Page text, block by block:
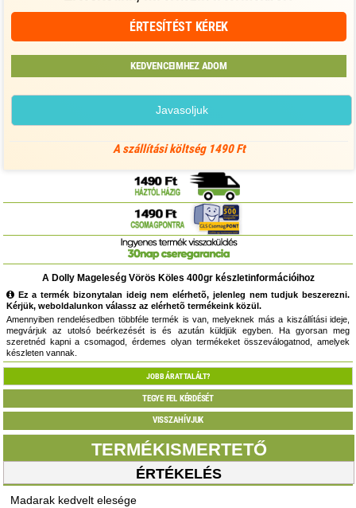
ÉRTESÍTÉST KÉREK
KEDVENCEIMHEZ ADOM
Javasoljuk
A szállítási költség 1490 Ft
A Dolly Mageleség Vörös Köles 400gr készletinformációihoz
Ez a termék bizonytalan ideig nem elérhetõ, jelenleg nem tudjuk beszerezni.
Kérjük, weboldalunkon válassz az elérhetõ termékeink közül.
Amennyiben rendelésedben többféle termék is van, melyeknek más a kiszállítási ideje,
megvárjuk az utolsó beérkezését is és azután küldjük egyben. Ha gyorsan meg
szeretnéd kapni a csomagod, érdemes olyan termékeket összeválogatnod, amelyek
készleten vannak.
JOBB ÁRAT TALÁLT?
TEGYE FEL KÉRDÉSÉT
VISSZAHÍVJUK
TERMÉKISMERTETŐ
ÉRTÉKELÉS
Madarak kedvelt elesége